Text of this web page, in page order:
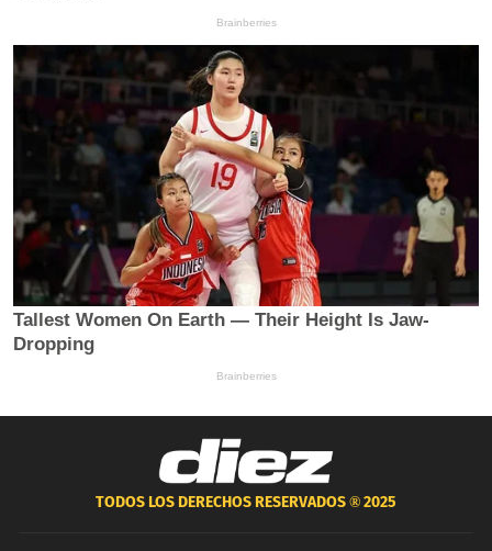
TODOS LOS DERECHOS RESERVADOS ®2025